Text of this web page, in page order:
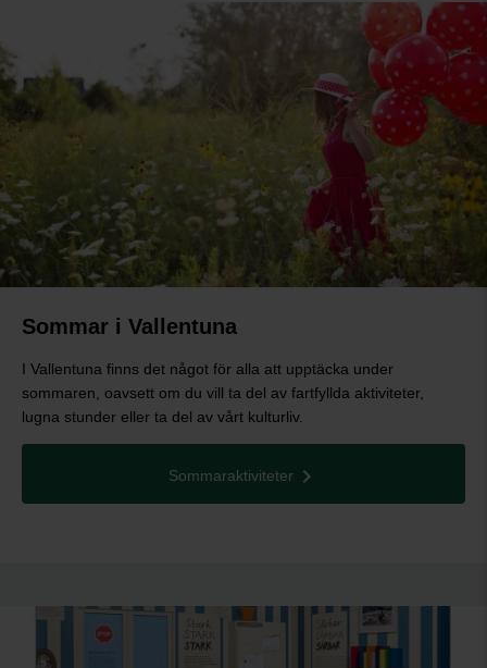
Sommar i Vallentuna
I Vallentuna finns det något för alla att upptäcka under
sommaren, oavsett om du vill ta del av fartfyllda aktiviteter,
lugna stunder eller ta del av vårt kulturliv.
Sommaraktiviteter